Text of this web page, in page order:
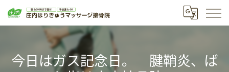
今日はガス記念日。 腱鞘炎、ば